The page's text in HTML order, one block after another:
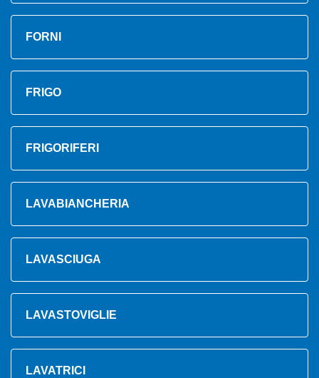
FORNI
FRIGO
FRIGORIFERI
LAVABIANCHERIA
LAVASCIUGA
LAVASTOVIGLIE
LAVATRICI